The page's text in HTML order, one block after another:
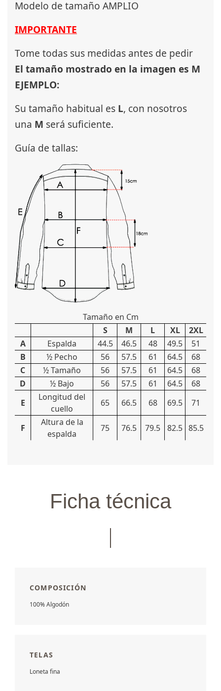
Modelo de tamaño AMPLIO
IMPORTANTE
Tome todas sus medidas antes de pedir
El tamaño mostrado en la imagen es M
EJEMPLO:
Su tamaño habitual es L, con nosotros
una M será suficiente.
Guía de tallas:
Tamaño en Cm
S
M L XL
2XL
A
Espalda 44.5 46.5 48 49.5
51
B
½ Pecho 56 57.5 61 64.5
68
C
½ Tamaño 56 57.5 61 64.5
68
D
½ Bajo 56 57.5 61 64.5
68
E
Longitud del
cuello
65 66.5 68 69.5 71
F
Altura de la
espalda
75 76.5 79.5 82.5 85.5
Ficha técnica
COMPOSICIÓN
100% Algodón
TELAS
Loneta fina